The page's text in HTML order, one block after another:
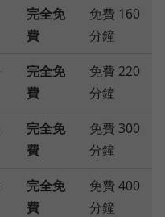
完全免
費
免費 160
分鐘
完全免
費
免費 220
分鐘
完全免
費
免費 300
分鐘
完全免
費
免費 400
分鐘